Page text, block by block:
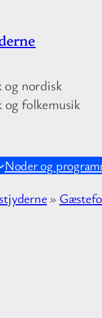
nordisk
og folkemusik
Noder og
»